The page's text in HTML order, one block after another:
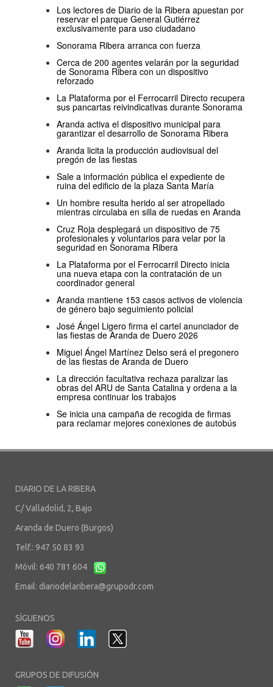
Los lectores de Diario de la Ribera apuestan por
reservar el parque General Gutiérrez
exclusivamente para uso ciudadano
Sonorama Ribera arranca con fuerza
Cerca de 200 agentes velarán por la seguridad
de Sonorama Ribera con un dispositivo
reforzado
La Plataforma por el Ferrocarril Directo recupera
sus pancartas reivindicativas durante Sonorama
Aranda activa el dispositivo municipal para
garantizar el desarrollo de Sonorama Ribera
Aranda licita la producción audiovisual del
pregón de las fiestas
Sale a información pública el expediente de
ruina del edificio de la plaza Santa María
Un hombre resulta herido al ser atropellado
mientras circulaba en silla de ruedas en Aranda
Cruz Roja desplegará un dispositivo de 75
profesionales y voluntarios para velar por la
seguridad en Sonorama Ribera
La Plataforma por el Ferrocarril Directo inicia
una nueva etapa con la contratación de un
coordinador general
Aranda mantiene 153 casos activos de violencia
de género bajo seguimiento policial
José Ángel Ligero firma el cartel anunciador de
las fiestas de Aranda de Duero 2026
Miguel Ángel Martínez Delso será el pregonero
de las fiestas de Aranda de Duero
La dirección facultativa rechaza paralizar las
obras del ARU de Santa Catalina y ordena a la
empresa continuar los trabajos
Se inicia una campaña de recogida de firmas
para reclamar mejores conexiones de autobús
DIARIO DE LA RIBERA
C/ Valladolid, 2, Bajo
Aranda de Duero (Burgos)
Telf.: 947 50 83 93
Móvil: 640 781 604
Email: diariodelaribera@grupodr.com
SÍGUENOS
GRUPOS DE DIFUSIÓN